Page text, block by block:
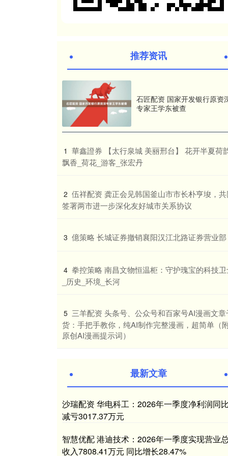
推荐资讯
石匠配资 国家开发银行原资
专家王学东被查
1 華鑫證券 【太行泉城 美丽邢台】 花开半夏荷
飘香_荷花_游客_张宏丹
2 伍祥配资 龚正会见韩国釜山市市长朴亨埈，共
签署两市进一步深化友好城市关系协议
3 ​億策略 长城证券撤销襄阳汉江北路证券营业部
4 拳控策略 南昌文物恒温柜：守护瑰宝的科技
_历史_环境_长河
5 三羊配资 头条号、公众号和百家号AI漫画文章
货：手把手教你，纯AI制作完整漫画，超简单（
原创AI漫画提示词）
最新文章
沙瑞配资 华电科工：2026年一季度净利润同比
减亏3017.37万元
智慧优配 港迪技术：2026年一季度实现营业总
收入7808.41万元 同比增长28.47%